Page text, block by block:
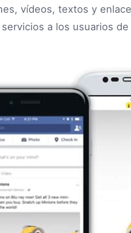
vídeos, textos y
a los usuarios